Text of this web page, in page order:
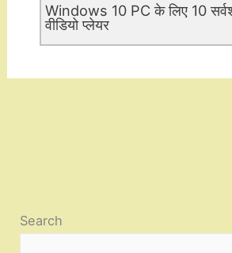
Windows 10 PC के लिए 10
वीडियो प्लेयर
Search